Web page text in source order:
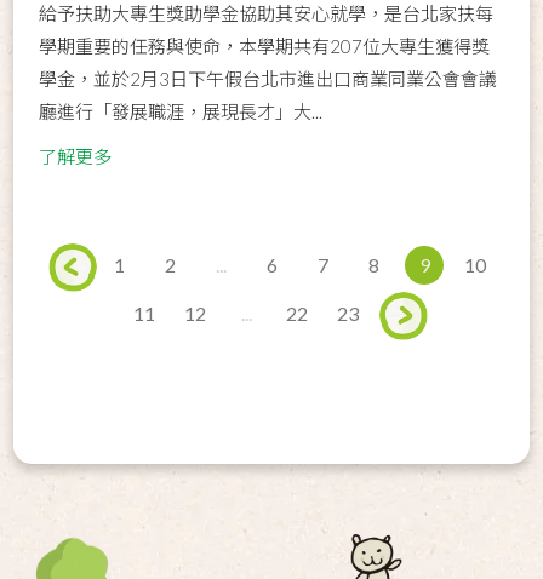
給予扶助大專生獎助學金協助其安心就學，是台北家扶每
學期重要的任務與使命，本學期共有207位大專生獲得獎
學金，並於2月3日下午假台北市進出口商業同業公會會議
廳進行「發展職涯，展現長才」大...
了解更多
1 2 6 7 8 9 10
11 12 22 23